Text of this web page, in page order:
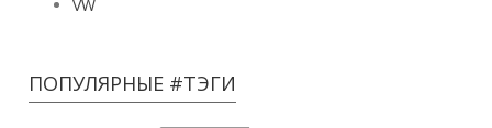
VW
ПОПУЛЯРНЫЕ #ТЭГИ